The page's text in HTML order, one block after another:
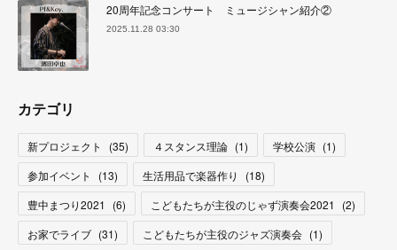
20周年記念コンサート ミュージシャン紹介②
2025.11.28 03:30
カテゴリ
新プロジェクト (35) ４スタンス理論 (1) 学校公演 (1)
参加イベント
(13) 生活用品で楽器作り (18)
豊中まつり2021
(6) こどもたちが主役のじゃず演奏会2021 (2)
お家でライブ (31) こどもたちが主役のジャズ演奏会 (1)